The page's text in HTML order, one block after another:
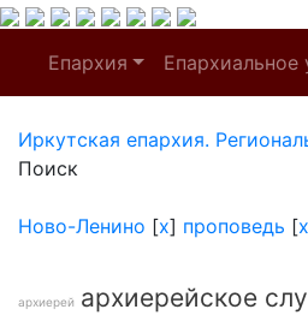
Епархия Епархиальное
Иркутская епархия.
Поиск
Ново-Ленино [x] проповедь [x
архиерей архиерейское